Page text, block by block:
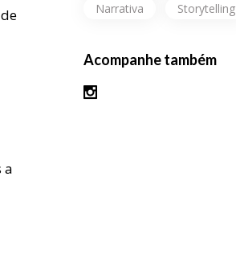
a
Narrativa
Storytelling
Acompanhe também